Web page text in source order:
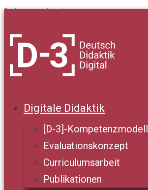
Springe zum Inhalt
Digitale Didaktik
[D-3]-Kompetenzmodell
Evaluationskonzept
Curriculumsarbeit
Publikationen